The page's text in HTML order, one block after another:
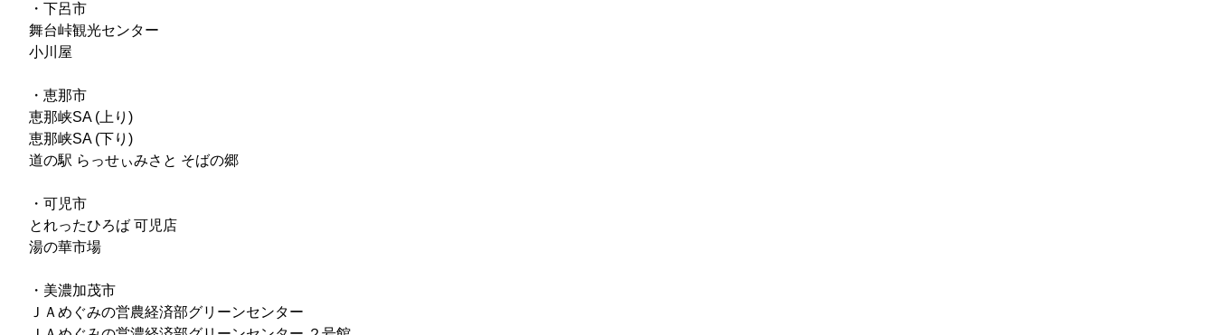
・下呂市
舞台峠観光センター
小川屋
・恵那市
恵那峡SA (上り)
恵那峡SA (下り)
道の駅 らっせぃみさと そばの郷
・可児市
とれったひろば 可児店
湯の華市場
・美濃加茂市
ＪＡめぐみの営農経済部グリーンセンター